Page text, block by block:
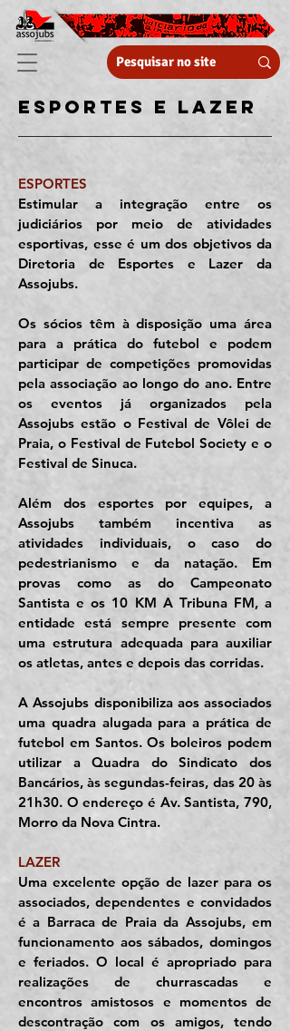
esportes e lazer
ESPORTES
Estimular a integração entre os
judiciários por meio de atividades
esportivas, esse é um dos objetivos da
Diretoria de Esportes e Lazer da
Assojubs.
Os sócios têm à disposição uma área
para a prática do futebol e podem
participar de competições promovidas
pela associação ao longo do ano. Entre
os eventos já organizados pela
Assojubs estão o Festival de Vôlei de
Praia, o Festival de Futebol Society e o
Festival de Sinuca.
Além dos esportes por equipes, a
Assojubs também incentiva as
atividades individuais, o caso do
pedestrianismo e da natação. Em
provas como as do Campeonato
Santista e os 10 KM A Tribuna FM, a
entidade está sempre presente com
uma estrutura adequada para auxiliar
os atletas, antes e depois das corridas.
A Assojubs disponibiliza aos associados
uma quadra alugada para a prática de
futebol em Santos. Os boleiros podem
utilizar a Quadra do Sindicato dos
Bancários, às segundas-feiras, das 20 às
21h30. O endereço é Av. Santista, 790,
Morro da Nova Cintra.
LAZER
Uma excelente opção de lazer para os
associados, dependentes e convidados
é a Barraca de Praia da Assojubs, em
funcionamento aos sábados, domingos
e feriados. O local é apropriado para
realizações de churrascadas e
encontros amistosos e momentos de
descontração com os amigos, tendo